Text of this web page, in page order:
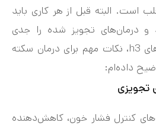
است. البته قبل از هر کاری باید
درمان‌های تجویز شده را جدی
بگیرید. در ادامه با تیترهای h3، نکات مهم برای درمان سکته
داده‌ام:
تجویزی
کنترل فشار خون، کاهش‌دهنده